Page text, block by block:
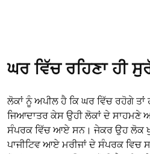
ਘਰ ਵਿੱਚ ਰਹਿਣਾ ਹੀ
ਲੋਕਾਂ ਨੂੰ ਅਪੀਲ ਹੈ ਕਿ ਘਰ ਵਿੱਚ ਰਹੋਗੇ ਤਾਂ
ਜਿਆਦਾਤਰ ਕੇਸ ਉਹੀ ਲੋਕਾਂ ਦੇ ਸਾਹਮਣੇ
ਸੰਪਰਕ ਵਿੱਚ ਆਏ ਸਨ। ਜੇਕਰ ਉਹ ਲੋਕ
ਪਾਜੀਟਿਵ ਆਏ ਮਰੀਜਾਂ ਦੇ ਸੰਪਰਕ ਵਿਚ